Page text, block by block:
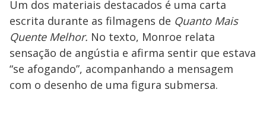
Um dos materiais destacados é uma carta
escrita durante as filmagens de Quanto Mais
Quente Melhor. No texto, Monroe relata
sensação de angústia e afirma sentir que estava
“se afogando”, acompanhando a mensagem
com o desenho de uma figura submersa.